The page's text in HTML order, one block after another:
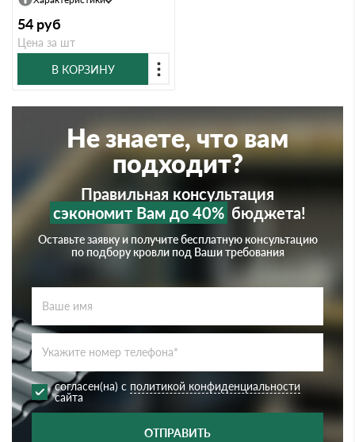
54 руб
Цена за шт
В КОРЗИНУ
Не знаете, что вам
подходит?
Правильная консультация
сэкономит Вам до 40% бюджета!
Оставьте заявку и получите бесплатную консультацию
по подбору кровли под Ваши требования
согласен(на) с политикой конфиденциальности
сайта
ОТПРАВИТЬ